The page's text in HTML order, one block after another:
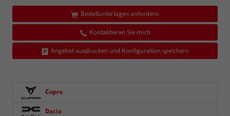
Bestellunterlagen anfordern
Kontaktieren Sie mich
Angebot ausdrucken und Konfiguration speichern
Cupra
Dacia